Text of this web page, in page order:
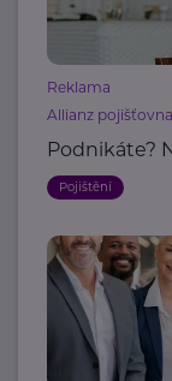
Reklama
Allianz
Podnikáte?
Pojištění